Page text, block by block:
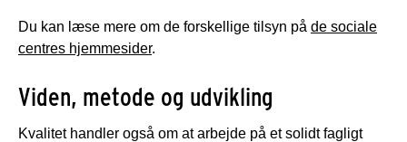
Du kan læse mere om de forskellige tilsyn på de sociale
centres hjemmesider.
Viden, metode og udvikling
Kvalitet handler også om at arbejde på et solidt fagligt